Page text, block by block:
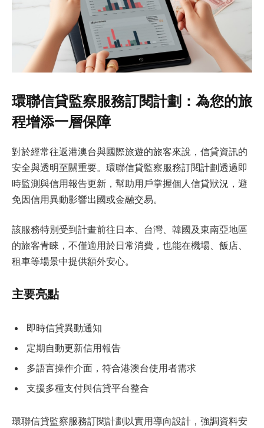
環聯信貸監察服務訂閱計劃：為您的旅
程增添一層保障
對於經常往返港澳台與國際旅遊的旅客來說，信貸資訊的
安全與透明至關重要。環聯信貸監察服務訂閱計劃透過即
時監測與信用報告更新，幫助用戶掌握個人信貸狀況，避
免因信用異動影響出國或金融交易。
該服務特別受到計畫前往日本、台灣、韓國及東南亞地區
的旅客青睞，不僅適用於日常消費，也能在機場、飯店、
租車等場景中提供額外安心。
主要亮點
即時信貸異動通知
定期自動更新信用報告
多語言操作介面，符合港澳台使用者需求
支援多種支付與信貸平台整合
環聯信貸監察服務訂閱計劃以實用導向設計，強調資料安